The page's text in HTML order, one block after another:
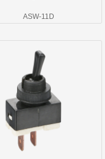
ASW-11D